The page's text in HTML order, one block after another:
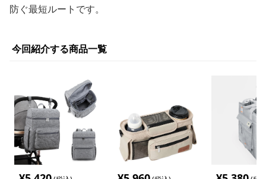
防ぐ最短ルートです。
今回紹介する商品一覧